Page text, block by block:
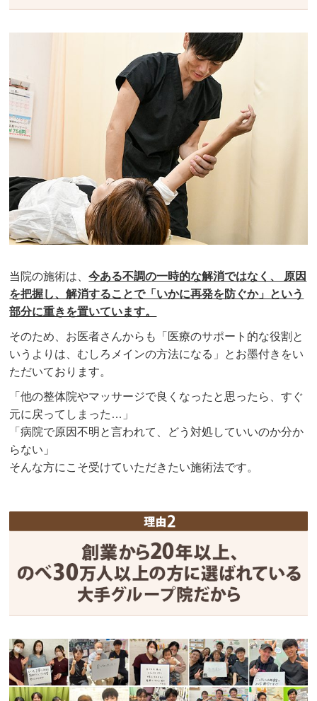
当院の施術は、今ある不調の一時的な解消ではなく、 原因
を把握し、解消することで「いかに再発を防ぐか」という
部分に重きを置いています。
そのため、お医者さんからも「医療のサポート的な役割と
いうよりは、むしろメインの方法になる」とお墨付きをい
ただいております。
「他の整体院やマッサージで良くなったと思ったら、すぐ
元に戻ってしまった…」
「病院で原因不明と言われて、どう対処していいのか分か
らない」
そんな方にこそ受けていただきたい施術法です。